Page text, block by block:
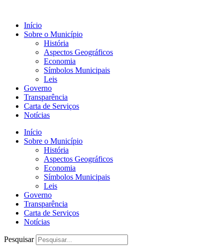
Início
Sobre o Município
História
Aspectos Geográficos
Economia
Símbolos Municipais
Leis
Governo
Transparência
Carta de Serviços
Notícias
Início
Sobre o Município
História
Aspectos Geográficos
Economia
Símbolos Municipais
Leis
Governo
Transparência
Carta de Serviços
Notícias
Pesquisar